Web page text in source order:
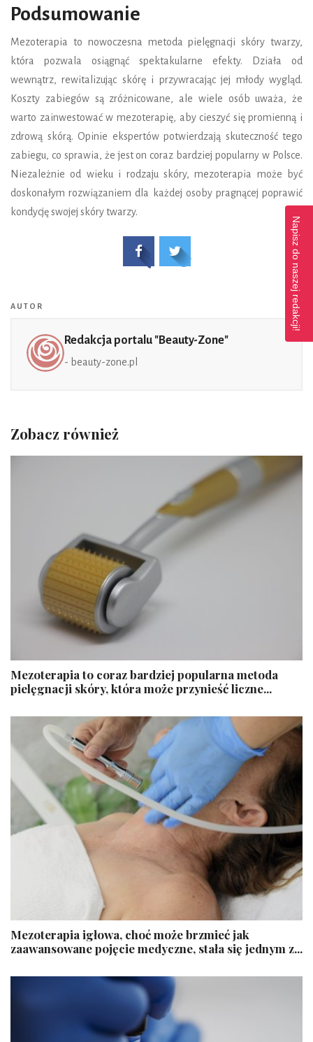
Podsumowanie
Mezoterapia to nowoczesna metoda pielęgnacji skóry twarzy,
która pozwala osiągnąć spektakularne efekty. Działa od
wewnątrz, rewitalizując skórę i przywracając jej młody wygląd.
Koszty zabiegów są zróżnicowane, ale wiele osób uważa, że
warto zainwestować w mezoterapię, aby cieszyć się promienną i
zdrową skórą. Opinie ekspertów potwierdzają skuteczność tego
zabiegu, co sprawia, że jest on coraz bardziej popularny w Polsce.
Niezależnie od wieku i rodzaju skóry, mezoterapia może być
doskonałym rozwiązaniem dla każdej osoby pragnącej poprawić
kondycję swojej skóry twarzy.
AUTOR
Redakcja portalu "Beauty-Zone"
- beauty-zone.pl
Zobacz również
Mezoterapia to coraz bardziej popularna metoda
pielęgnacji skóry, która może przynieść liczne...
Mezoterapia igłowa, choć może brzmieć jak
zaawansowane pojęcie medyczne, stała się jednym z...
Napisz do naszej redakcji!